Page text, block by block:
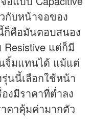
กับหน้าจอของ
ก็คือมันตอบสนอง
แต่ก็มี
จิ้มแทนได้ แม้แต่
นนี้เลือกใช้หน้า
งมีราคาที่ต่ำลง
คาคุ้มค่ามากตัว